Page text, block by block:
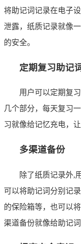
将助记词记录在电子
泄露，纸质记录就像
的安全。
定期复习助记
用户可以定期复
几个部分，每天复习
习就像给记忆充电，
多渠道备份
除了纸质记录外,
可以将助记词分别记
的保险箱等，也可以
渠道备份就像给助记